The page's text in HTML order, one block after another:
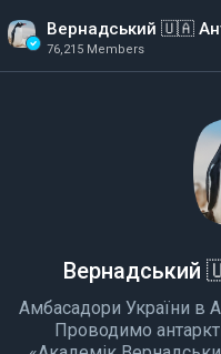
76,215 Members
Амбасадори України в
Проводимо